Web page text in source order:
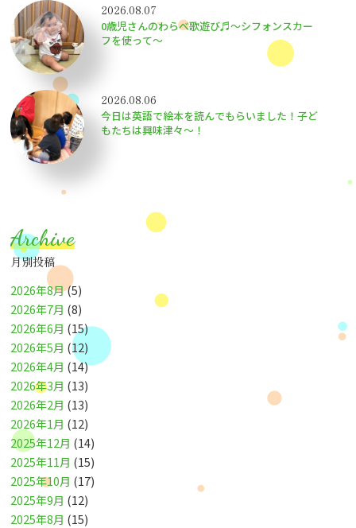
2026.08.07
0歳児さんのわらべ歌遊び♬～シフォンスカー
フを使って～
2026.08.06
今日は英語で絵本を読んでもらいました！子ど
もたちは興味津々〜！
Archive
月別投稿
2026年8月(5)
2026年7月 (8)
2026年6月 (15)
2026年5月 (12)
2026年4月 (14)
2026年3月 (13)
2026年2月 (13)
2026年1月 (12)
2025年12月 (14)
2025年11月 (15)
2025年10月 (17)
2025年9月 (12)
2025年8月 (15)